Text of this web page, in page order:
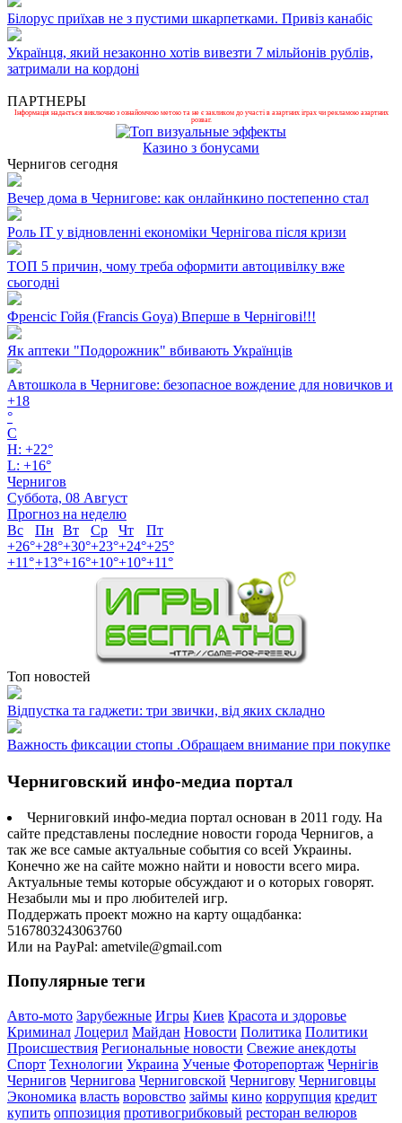
Білорус приїхав не з пустими шкарпетками. Привіз канабіс
Українця, який незаконно хотів вивезти 7 мільйонів рублів,
затримали на кордоні
ПАРТНЕРЫ
Інформація надається виключно з ознайомчою метою та не є закликом до участі в азартних іграх чи рекламою азартних
розваг.
Казино з бонусами
Чернигов сегодня
Вечер дома в Чернигове: как онлайнкино постепенно стал
Роль ІТ у відновленні економіки Чернігова після кризи
ТОП 5 причин, чому треба оформити автоцивілку вже
сьогодні
Френсіс Гойя (Francis Goya) Вперше в Чернігові!!!
Як аптеки "Подорожник" вбивають Українців
Автошкола в Чернигове: безопасное вождение для новичков и
+18
°
C
H: +22°
L: +16°
Чернигов
Суббота, 08 Август
Прогноз на неделю
Вс
Пн Вт Ср Чт
Пт
+26°+28°+30°+23°+24°+25°
+11°+13°+16°+10°+10°+11°
Топ новостей
Відпустка та гаджети: три звички, від яких складно
Важность фиксации стопы .Обращаем внимание при покупке
Черниговский инфо-медиа портал
Черниговкий инфо-медиа портал основан в 2011 году. На
сайте представлены последние новости города Чернигов, а
так же все самые актуальные события со всей Украины.
Конечно же на сайте можно найти и новости всего мира.
Актуальные темы которые обсуждают и о которых говорят.
Незабыли мы и про любителей игр.
Поддержать проект можно на карту ощадбанка:
5167803243063760
Или на PayPal: ametvile@gmail.com
Популярные теги
Авто-мото Зарубежные Игры Киев Красота и здоровье
Криминал Лоцерил Майдан Новости Политика Политики
Происшествия Региональные новости Свежие анекдоты
Спорт Технологии Украина Ученые Фоторепортаж Чернігів
Чернигов Чернигова Черниговской Чернигову Черниговцы
Экономика власть воровство займы кино коррупция кредит
купить оппозиция противогрибковый ресторан велюров